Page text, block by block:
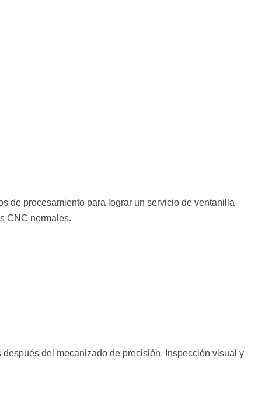
de procesamiento para lograr un servicio de ventanilla
CNC normales.
del mecanizado de precisión. Inspección visual y